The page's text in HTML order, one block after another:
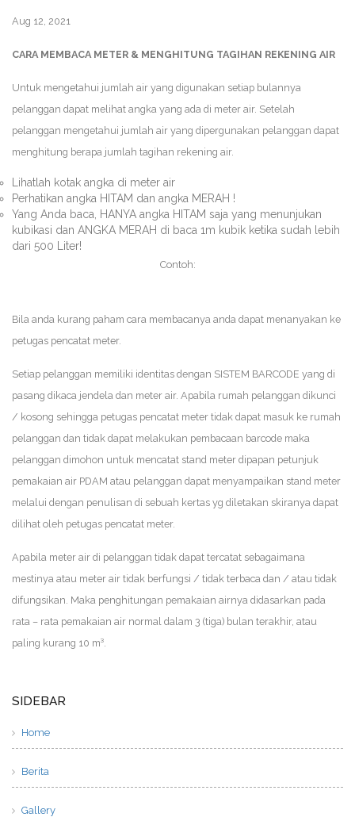
Aug 12, 2021
CARA MEMBACA METER & MENGHITUNG TAGIHAN REKENING AIR
Untuk mengetahui jumlah air yang digunakan setiap bulannya
pelanggan dapat melihat angka yang ada di meter air. Setelah
pelanggan mengetahui jumlah air yang dipergunakan pelanggan dapat
menghitung berapa jumlah tagihan rekening air.
Lihatlah kotak angka di meter air
Perhatikan angka HITAM dan angka MERAH !
Yang Anda baca, HANYA angka HITAM saja yang menunjukan
kubikasi dan ANGKA MERAH di baca 1m kubik ketika sudah lebih
dari 500 Liter!
Contoh:
Bila anda kurang paham cara membacanya anda dapat menanyakan ke
petugas pencatat meter.
Setiap pelanggan memiliki identitas dengan SISTEM BARCODE yang di
pasang dikaca jendela dan meter air. Apabila rumah pelanggan dikunci
/ kosong sehingga petugas pencatat meter tidak dapat masuk ke rumah
pelanggan dan tidak dapat melakukan pembacaan barcode maka
pelanggan dimohon untuk mencatat stand meter dipapan petunjuk
pemakaian air PDAM atau pelanggan dapat menyampaikan stand meter
melalui dengan penulisan di sebuah kertas yg diletakan skiranya dapat
dilihat oleh petugas pencatat meter.
Apabila meter air di pelanggan tidak dapat tercatat sebagaimana
mestinya atau meter air tidak berfungsi / tidak terbaca dan / atau tidak
difungsikan. Maka penghitungan pemakaian airnya didasarkan pada
rata – rata pemakaian air normal dalam 3 (tiga) bulan terakhir, atau
paling kurang 10 m³.
SIDEBAR
Home
Berita
Gallery